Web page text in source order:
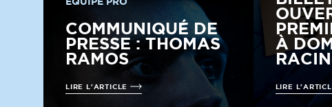
COMMUNIQUÉ DE
PRESSE : THOMAS
RAMOS
LIRE L'ARTICLE
À
LIRE